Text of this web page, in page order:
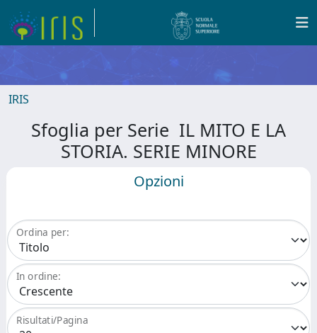
IRIS
Sfoglia per Serie IL MITO E LA
STORIA. SERIE MINORE
Opzioni
Ordina per:
In ordine:
Risultati/Pagina